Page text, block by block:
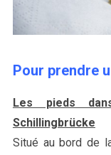
Pour prendre
Les pieds
Schillingbrücke
Situé au bord de